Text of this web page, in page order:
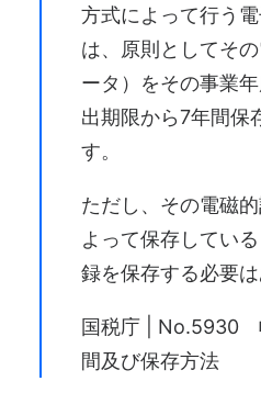
方式によって行う
は、原則としてそ
ータ）をその事業
出期限から7年間保
す。
ただし、その電磁
よって保存してい
録を保存する必要は
国税庁 | No.5930
間及び保存方法